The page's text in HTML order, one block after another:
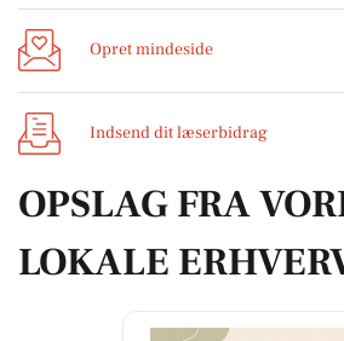
Opret mindeside
Indsend dit læserbidrag
OPSLAG FRA
LOKALE